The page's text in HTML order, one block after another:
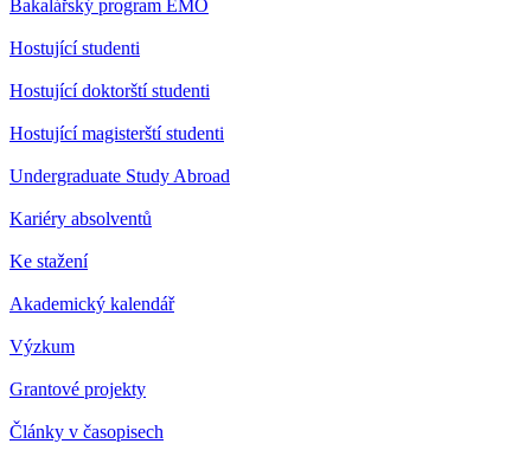
Bakalářský program EMO
Hostující studenti
Hostující doktorští studenti
Hostující magisterští studenti
Undergraduate Study Abroad
Kariéry absolventů
Ke stažení
Akademický kalendář
Výzkum
Grantové projekty
Články v časopisech